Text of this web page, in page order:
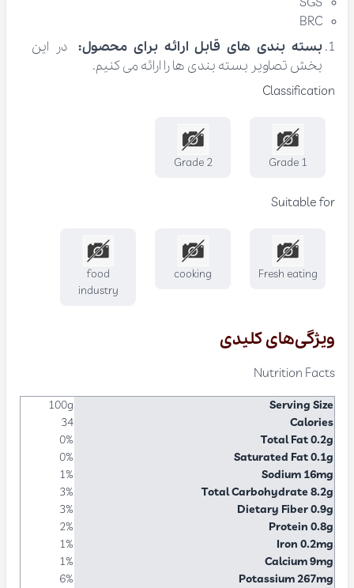
BRC
بسته بندی های قابل ارائه برای محصول: در این
بخش تصاویر بسته بندی ها را ارائه می کنیم.
Classification
Grade 1
Grade 2
Suitable for
Fresh eating
cooking
food
industry
ویژگی‌های کلیدی
Nutrition Facts
Serving Size
100g
Calories
34
Total Fat 0.2g
0%
Saturated Fat 0.1g
0%
Sodium 16mg
1%
Total Carbohydrate 8.2g
3%
Dietary Fiber 0.9g
3%
Protein 0.8g
2%
Iron 0.2mg
1%
Calcium 9mg
1%
Potassium 267mg
6%